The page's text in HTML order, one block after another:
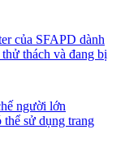
của SFAPD dành
thách và đang bị
người lớn
sử dụng trang